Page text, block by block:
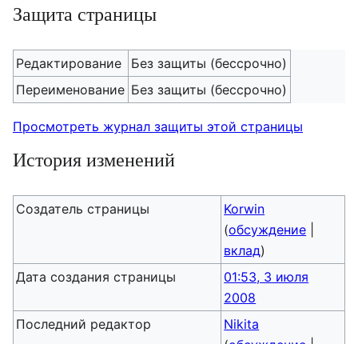
Защита страницы
Редактирование
Без защиты (бессрочно)
Переименование Без защиты (бессрочно)
Просмотреть журнал защиты этой страницы
История изменений
Создатель страницы
Korwin
(обсуждение
вклад)
Дата создания страницы
01:53, 3 июля
2008
Последний редактор
Nikita